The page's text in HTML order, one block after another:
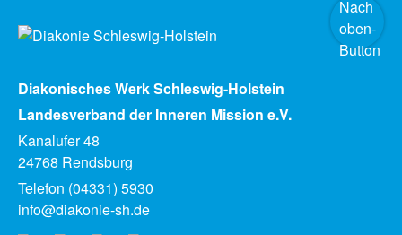
Diakonisches Werk Schleswig-Holstein
Landesverband der Inneren Mission e.V.
Kanalufer 48
24768 Rendsburg
Telefon (04331) 5930
info@diakonie-sh.de